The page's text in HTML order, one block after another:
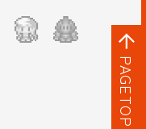
PAGETOP